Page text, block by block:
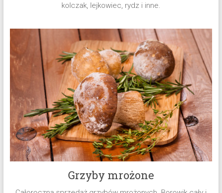
borówki
czerwone,
zaopatrzenie
gastronomii,
zaopatrzenie
cukierni,
zaopatrzenie
restauracji.
kolczak, lejkowiec, rydz i inne.
Grzyby mrożone